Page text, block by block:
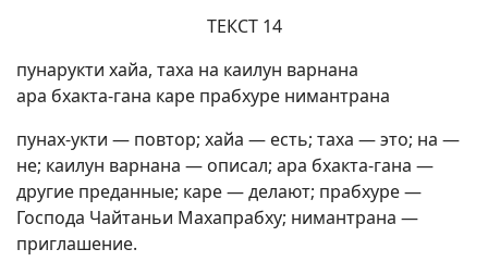
ТЕКСТ 14
пунарукти хайа, таха на каилун варнана
ара бхакта-гана каре прабхуре нимантрана
пунах-укти — повтор; хайа — есть; таха — это; на —
не; каилун варнана — описал; ара бхакта-гана —
другие преданные; каре — делают; прабхуре —
Господа Чайтаньи Махапрабху; нимантрана —
приглашение.